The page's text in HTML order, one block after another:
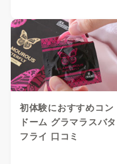
初体験におすすめコン
ドーム グラマラスバタ
フライ 口コミ